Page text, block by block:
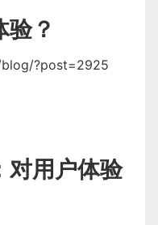
验？
?post=2925
对用户体验